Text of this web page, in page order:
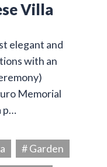
Villa
elegant and
with an
Memorial
p…
# Garden